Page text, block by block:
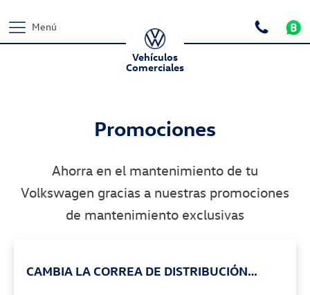
Menú
Vehículos
Comerciales
Promociones
Ahorra en el mantenimiento de tu
Volkswagen gracias a nuestras promociones
de mantenimiento exclusivas
CAMBIA LA CORREA DE DISTRIBUCIÓN